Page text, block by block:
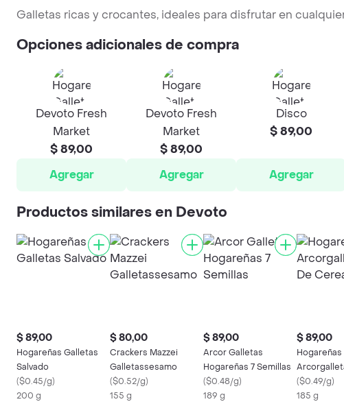
Galletas ricas y crocantes, ideales para disfrutar en
Opciones adicionales de compra
Devoto Fresh
Market
$ 89,00
Agregar
Devoto Fresh
Market
$ 89,00
Agregar
Disco
$ 89,00
Agregar
Productos similares en Devoto
$ 89,00
Hogareñas Galletas
Salvado
($0.45/g)
200 g
$ 80,00
Crackers Mazzei
Galletassesamo
($0.52/g)
155 g
$ 89,00
Arcor Galletas
Hogareñas 7 Semillas
($0.48/g)
189 g
$ 89,00
Hogareñas
Cereales
($0.49/g)
185 g